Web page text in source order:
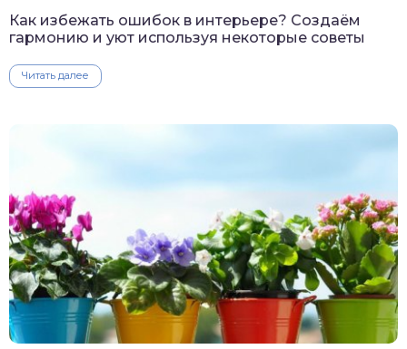
Как избежать ошибок в интерьере? Создаём
гармонию и уют используя некоторые советы
Читать далее